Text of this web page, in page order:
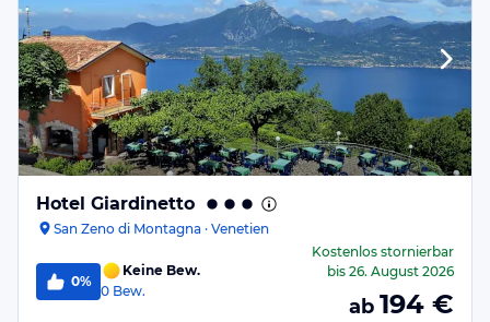
Hotel Giardinetto
San Zeno di Montagna · Venetien
0%
Keine Bew.
0 Bew.
Kostenlos stornierbar
bis 26. August 2026
ab 194 €